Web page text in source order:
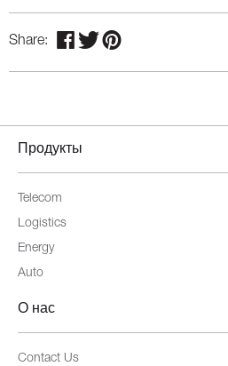
Share:
Продукты
Telecom
Logistics
Energy
Auto
О нас
Contact Us